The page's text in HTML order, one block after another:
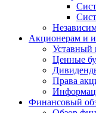
Акционерам и
Уставный
Ценные
Права
Финансовый